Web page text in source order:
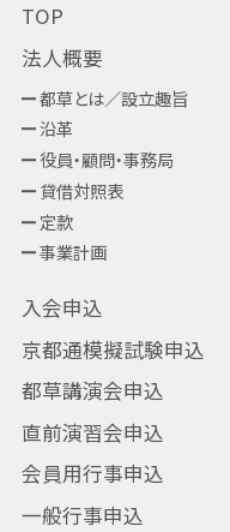
TOP
法人概要
都草とは／設立趣旨
沿革
役員・顧問・事務局
貸借対照表
定款
事業計画
入会申込
京都通模擬試験申込
都草講演会申込
直前演習会申込
会員用行事申込
一般行事申込